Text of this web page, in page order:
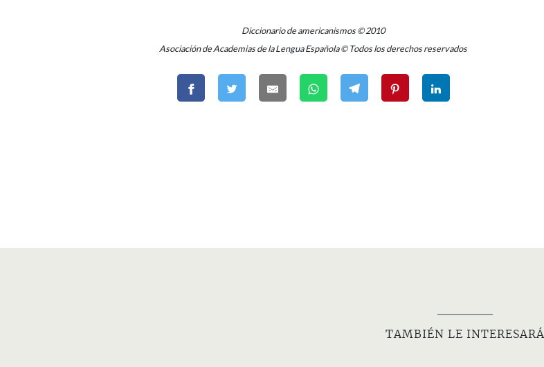
Diccionario de americanismos © 2010
Asociación de Academias de la Lengua Española © Todos los derechos reservados
TAMBIÉN LE INTERESARÁ